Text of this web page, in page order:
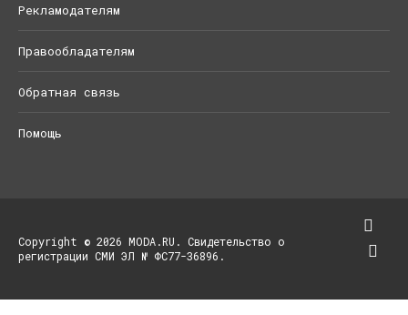
Рекламодателям
Правообладателям
Обратная связь
Помощь
Copyright © 2026 MODA.RU. Свидетельство о
регистрации СМИ ЭЛ № ФС77-36896.